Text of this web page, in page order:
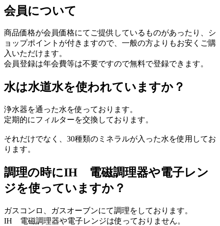
会員について
商品価格が会員価格にてご提供しているものがあったり、シ
ョップポイントが付きますので、一般の方よりもお安くご購
入いただけます。
会員登録は年会費等は不要ですので無料で登録できます。
水は水道水を使われていますか？
浄水器を通った水を使っております。
定期的にフィルターを交換しております。
それだけでなく、30種類のミネラルが入った水を使用してお
ります。
調理の時にIH 電磁調理器や電子レン
ジを使っていますか？
ガスコンロ、ガスオーブンにて調理をしております。
IH 電磁調理器や電子レンジは使っておりません。